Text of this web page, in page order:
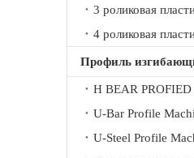
Профиль
H BEAR
U-Bar Profile
U-Steel Profile
Автоматическая